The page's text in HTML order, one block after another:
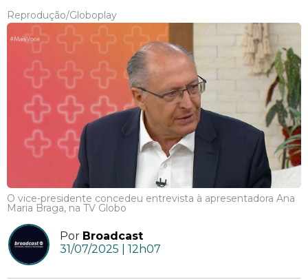
Reprodução/Globoplay
O vice-presidente concedeu entrevista à apresentadora Ana
Maria Braga, na TV Globo
Por Broadcast
31/07/2025 | 12h07